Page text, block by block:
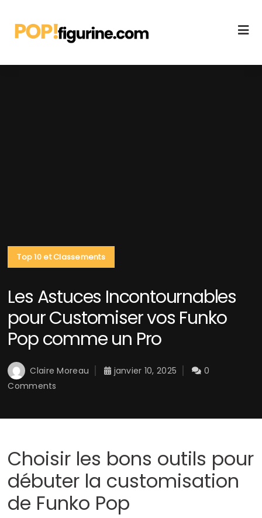
Top 10 et Classements
Les Astuces Incontournables
pour Customiser vos Funko
Pop comme un Pro
Claire Moreau janvier 10, 2025
0
Comments
Choisir les bons outils pour
débuter la customisation
de Funko Pop